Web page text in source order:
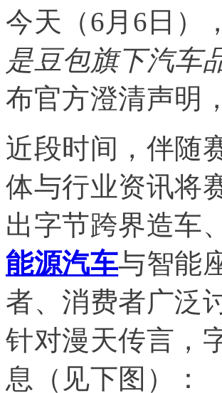
今天（6月6日）
是豆包旗下汽车
布官方澄清声明
近段时间，伴随
体与行业资讯将
出字节跨界造车
能源汽车与智能
者、消费者广泛
针对漫天传言，
息（见下图）：